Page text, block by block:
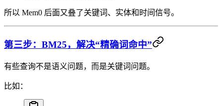
所以 Mem0 后面又叠了关键词、实体和时间信号。
第三步：BM25，解决“精确词命中”
有些查询不是语义问题，而是关键词问题。
比如：